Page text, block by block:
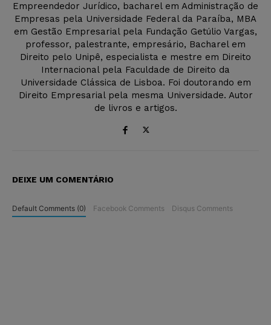
Empreendedor Jurídico, bacharel em Administração de
Empresas pela Universidade Federal da Paraíba, MBA
em Gestão Empresarial pela Fundação Getúlio Vargas,
professor, palestrante, empresário, Bacharel em
Direito pelo Unipê, especialista e mestre em Direito
Internacional pela Faculdade de Direito da
Universidade Clássica de Lisboa. Foi doutorando em
Direito Empresarial pela mesma Universidade. Autor
de livros e artigos.
DEIXE UM COMENTÁRIO
Default Comments (0) Facebook Comments Disqus Comments